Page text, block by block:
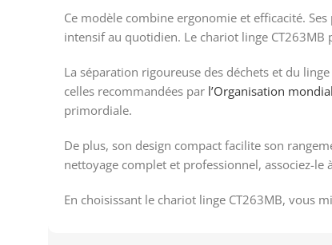
Ce modèle combine ergonomie et efficacité.
intensif au quotidien. Le chariot linge
La séparation rigoureuse des déchets et du
celles recommandées par l’Organisation
primordiale.
De plus, son design compact facilite son
nettoyage complet et professionnel, associez-le
En choisissant le chariot linge CT263MB, vous